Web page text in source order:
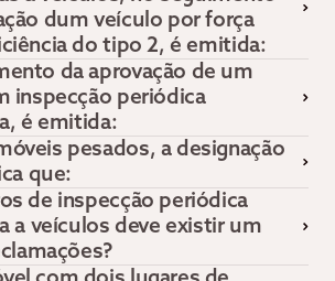
dum veículo por força
do tipo 2, é emitida:
da aprovação de um
inspecção periódica
é emitida:
pesados, a designação
que:
de inspecção periódica
a veículos deve existir um